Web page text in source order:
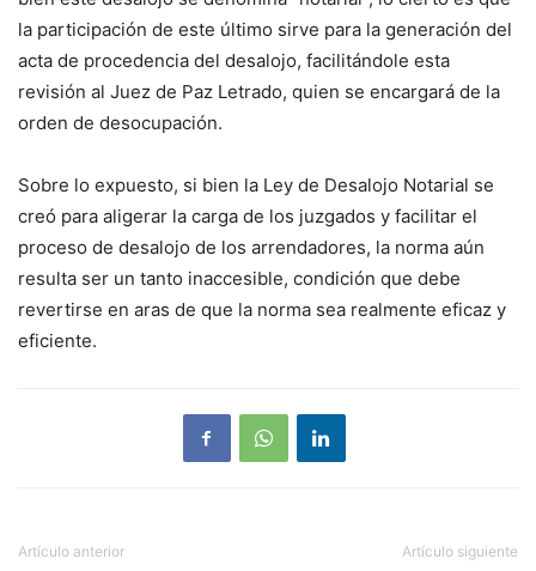
la participación de este último sirve para la generación del
acta de procedencia del desalojo, facilitándole esta
revisión al Juez de Paz Letrado, quien se encargará de la
orden de desocupación.
Sobre lo expuesto, si bien la Ley de Desalojo Notarial se
creó para aligerar la carga de los juzgados y facilitar el
proceso de desalojo de los arrendadores, la norma aún
resulta ser un tanto inaccesible, condición que debe
revertirse en aras de que la norma sea realmente eficaz y
eficiente.
Artículo anterior Artículo siguiente